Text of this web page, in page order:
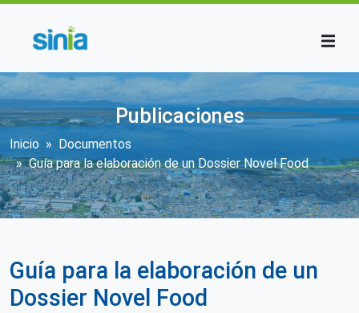
Publicaciones
Sobrescribir enlaces de ayuda a la
Inicio
Documentos
Guía para la elaboración de un Dossier Novel Food
Guía para la elaboración de un
Dossier Novel Food